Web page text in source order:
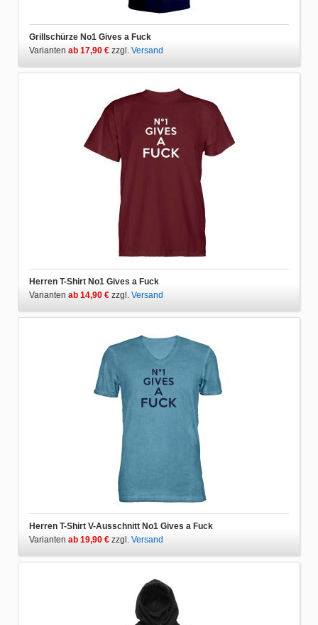
Grillschürze No1 Gives a Fuck
Varianten ab 17,90 € zzgl. Versand
Herren T-Shirt No1 Gives a Fuck
Varianten ab 14,90 € zzgl. Versand
Herren T-Shirt V-Ausschnitt No1 Gives a Fuck
Varianten ab 19,90 € zzgl. Versand